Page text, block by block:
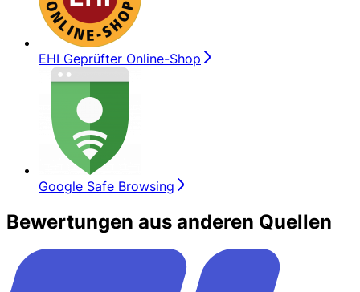
EHI Geprüfter Online-Shop
Google Safe Browsing
Bewertungen aus anderen Quellen